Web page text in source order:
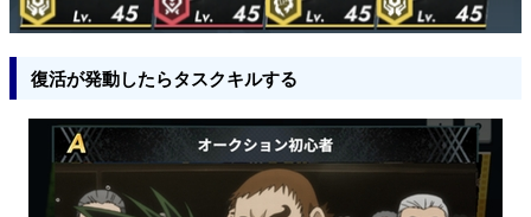
復活が発動したらタスクキルする